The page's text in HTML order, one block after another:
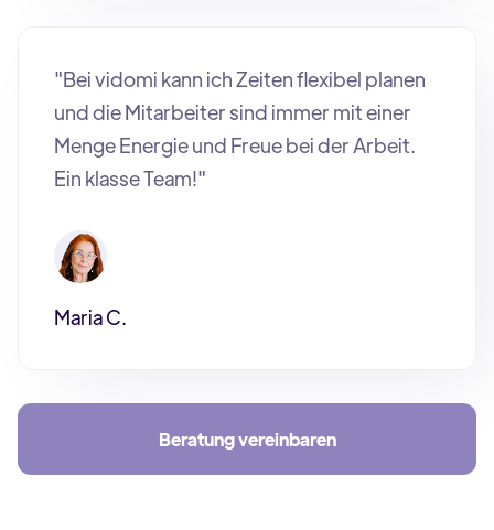
"Bei vidomi kann ich Zeiten flexibel planen
und die Mitarbeiter sind immer mit einer
Menge Energie und Freue bei der Arbeit.
Ein klasse Team!"
Maria C.
Beratung vereinbaren